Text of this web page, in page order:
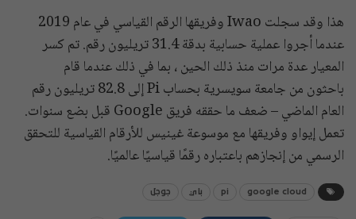
هذا وقد سجلت Iwao وفريقها الرقم القياسي في عام 2019
عندما أجروا عملية حسابية بدقة 31.4 تريليون رقم. تم كسر
المعيار عدة مرات منذ ذلك الحين ، بما في ذلك عندما قام
باحثون من جامعة سويسرية بحساب Pi إلى 82.8 تريليون رقم
العام الماضي – ضعف ما حققه فريق Google قبل بضع سنوات.
تعمل إيواو وفريقها مع موسوعة غينيس للأرقام القياسية للتحقق
الرسمي من إنجازهم باعتباره رقمًا قياسيًا عالميًا.
google cloud
pi باي جوجل